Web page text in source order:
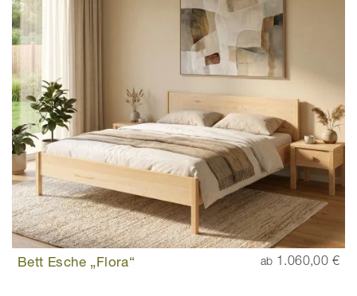
Bett Esche „Flora“ ab 1.060,00 €